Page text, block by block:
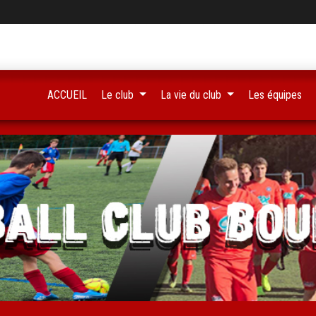
ACCUEIL Le club La vie du club Les équipes